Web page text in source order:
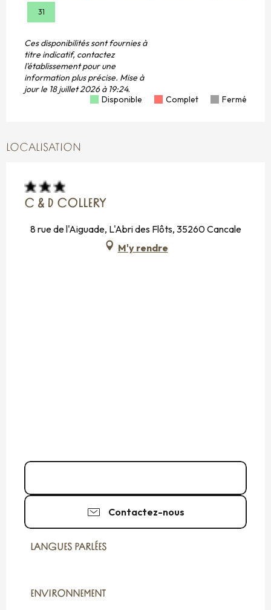
31
Ces disponibilités sont fournies à
titre indicatif, contactez
l'établissement pour une
information plus précise. Mise à
jour le 18 juillet 2026 à 19:24.
Disponible
Complet Fermé
LOCALISATION
C & D COLLERY
8 rue de l'Aiguade, L'Abri des Flôts, 35260 Cancale
M'y rendre
Contactez-nous
LANGUES PARLÉES
LANGUES PARLÉES
ENVIRONNEMENT
ENVIRONNEMENT